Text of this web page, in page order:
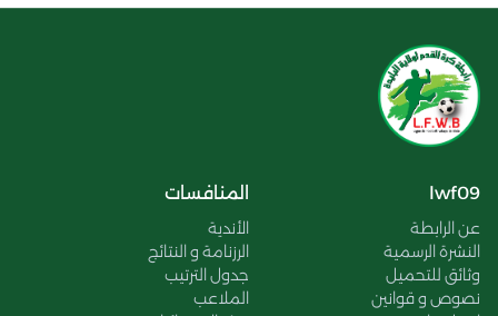
lwf09
عن الرابطة
النشرة الرسمية
وثائق للتحميل
نصوص و قوانين
المنافسات
الأندية
الرزنامة و النتائج
جدول الترتيب
الملاعب